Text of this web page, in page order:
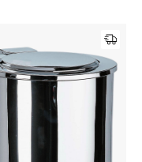
تسوقوا جميع الهدايا